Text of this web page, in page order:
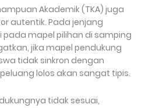
Akademik (TKA) juga
autentik. Pada jenjang
pada mapel pilihan di samping
jika mapel pendukung
tidak sinkron dengan
lolos akan sangat tipis.
tidak sesuai,